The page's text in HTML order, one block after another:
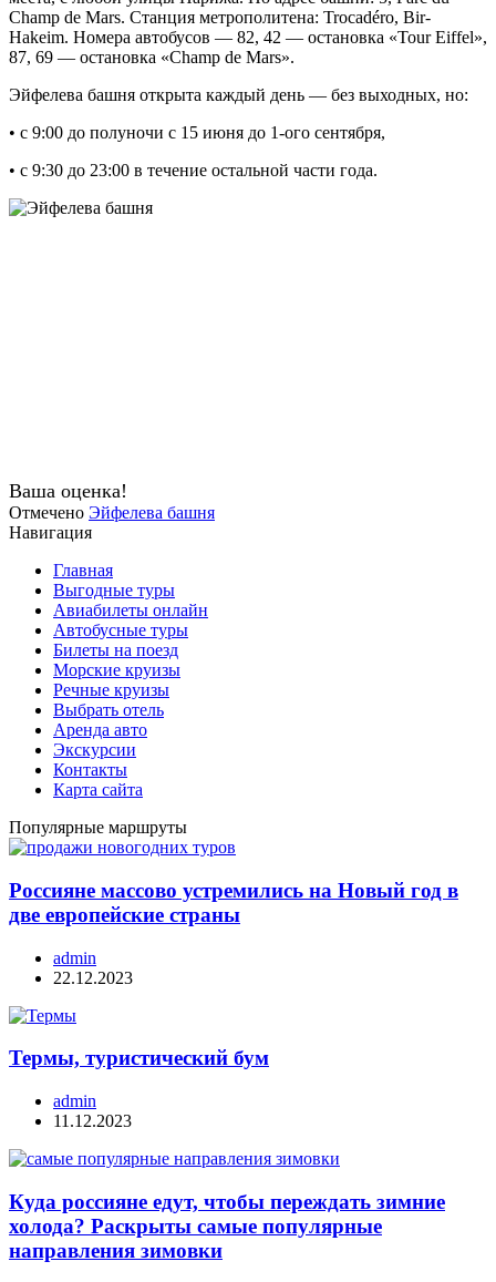
Champ de Mars. Станция метрополитена: Trocadéro, Bir-
Hakeim. Номера автобусов — 82, 42 — остановка «Tour Eiffel»,
87, 69 — остановка «Champ de Mars».
Эйфелева башня открыта каждый день — без выходных, но:
• с 9:00 до полуночи с 15 июня до 1-ого сентября,
• с 9:30 до 23:00 в течение остальной части года.
Ваша оценка!
Отмечено Эйфелева башня
Навигация
Главная
Выгодные туры
Авиабилеты онлайн
Автобусные туры
Билеты на поезд
Морские круизы
Речные круизы
Выбрать отель
Аренда авто
Экскурсии
Контакты
Карта сайта
Популярные маршруты
Россияне массово устремились на Новый год в
две европейские страны
admin
22.12.2023
Термы, туристический бум
admin
11.12.2023
Куда россияне едут, чтобы переждать зимние
холода? Раскрыты самые популярные
направления зимовки